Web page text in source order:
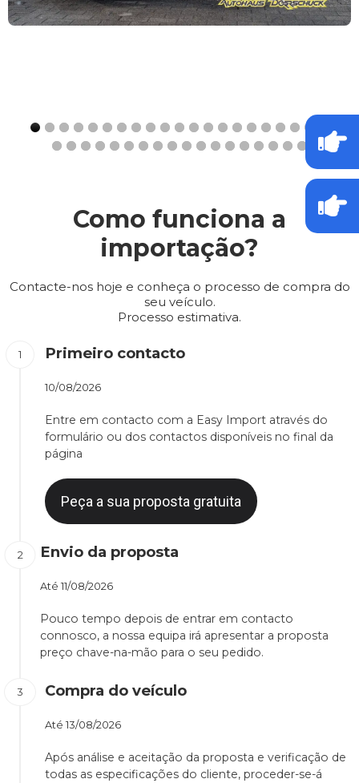
Como funciona a
importação?
Contacte-nos hoje e conheça o processo de compra do
seu veículo.
Processo estimativa.
Primeiro contacto
10/08/2026
Entre em contacto com a Easy Import através do
formulário ou dos contactos disponíveis no final da
página
Peça a sua proposta gratuita
Envio da proposta
Até 11/08/2026
Pouco tempo depois de entrar em contacto
connosco, a nossa equipa irá apresentar a proposta
preço chave-na-mão para o seu pedido.
Compra do veículo
Até 13/08/2026
Após análise e aceitação da proposta e verificação de
todas as especificações do cliente, proceder-se-á